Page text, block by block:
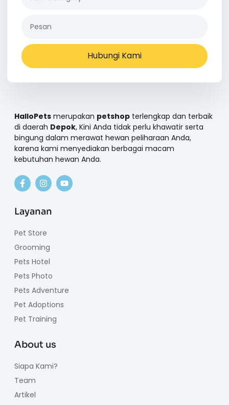
Hubungi Kami
HalloPets merupakan petshop terlengkap dan terbaik
di daerah Depok, Kini Anda tidak perlu khawatir serta
bingung dalam merawat hewan peliharaan Anda,
karena kami menyediakan berbagai macam
kebutuhan hewan Anda.
Layanan
Pet Store
Grooming
Pets Hotel
Pets Photo
Pets Adventure
Pet Adoptions
Pet Training
About us
Siapa Kami?
Team
Artikel